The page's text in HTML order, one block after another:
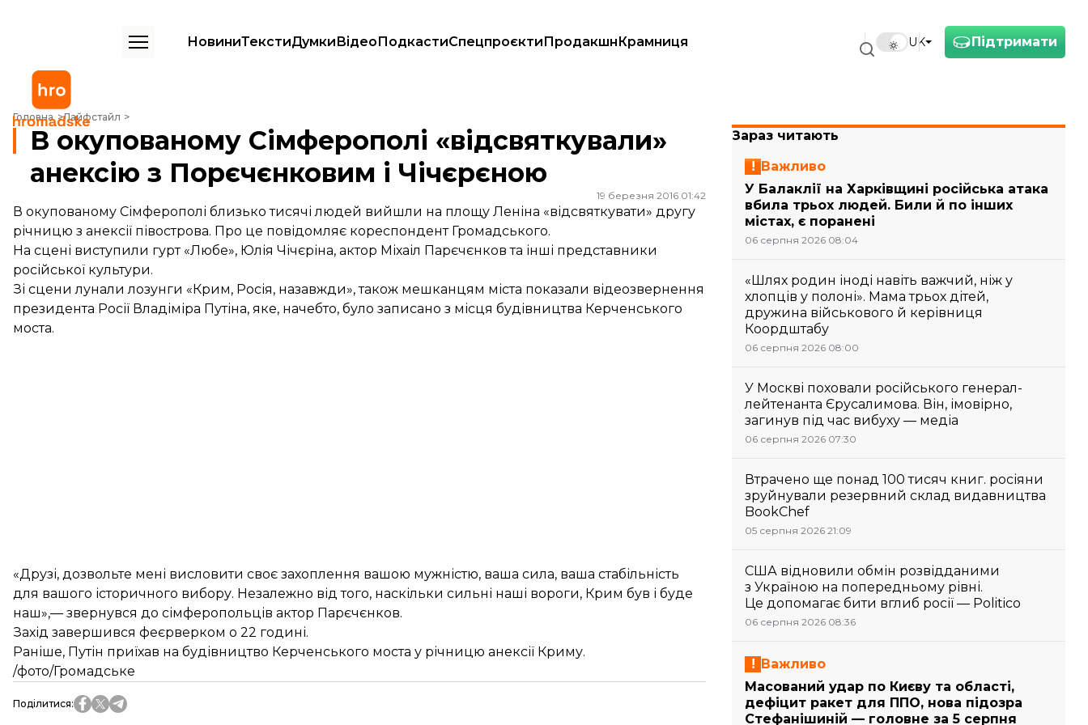
Підтримати
UK
НовиниТекстиДумкиВідеоПодкастиСпецпроєктиПродакшнКрамниця
Головна Лайфстайл
В окупованому Сімферополі «відсвяткували» анексію з Порєчєнковим і Чічєрєною
В окупованому Сімферополі «відсвяткували»
анексію з Порєчєнковим і Чічєрєною
19 березня 2016 01:42
В окупованому Сімферополі близько тисячі людей вийшли на площу Леніна «відсвяткувати» другу
річницю з анексії півострова. Про це повідомляє кореспондент Громадського.
На сцені виступили гурт «Любе», Юлія Чічєріна, актор Міхаіл Парєчєнков та інші представники
російської культури.
Зі сцени лунали лозунги «Крим, Росія, назавжди», також мешканцям міста показали відеозвернення
президента Росії Владіміра Путіна, яке, начебто, було записано з місця будівництва Керченського
моста.
«Друзі, дозвольте мені висловити своє захоплення вашою мужністю, ваша сила, ваша стабільність
для вашого історичного вибору. Незалежно від того, наскільки сильні наші вороги, Крим був і буде
наш»,— звернувся до сімферопольців актор Парєчєнков.
Захід завершився феєрверком о 22 годині.
Раніше, Путін приїхав на будівництво Керченського моста у річницю анексії Криму.
/фото/Громадське
Поділитися:
Зараз читають
Важливо
У Балаклії на Харківщині російська атака
вбила трьох людей. Били й по інших
містах, є поранені
06 серпня 2026 08:04
«Шлях родин іноді навіть важчий, ніж у
хлопців у полоні». Мама трьох дітей,
дружина військового й керівниця
Коордштабу
06 серпня 2026 08:00
У Москві поховали російського генерал-
лейтенанта Єрусалимова. Він, імовірно,
загинув під час вибуху — медіа
06 серпня 2026 07:30
Втрачено ще понад 100 тисяч книг. росіяни
зруйнували резервний склад видавництва
BookChef
05 серпня 2026 21:09
США відновили обмін розвідданими
з Україною на попередньому рівні.
Це допомагає бити вглиб росії — Politico
06 серпня 2026 08:36
Важливо
Масований удар по Києву та області,
дефіцит ракет для ППО, нова підозра
Стефанішиній — головне за 5 серпня